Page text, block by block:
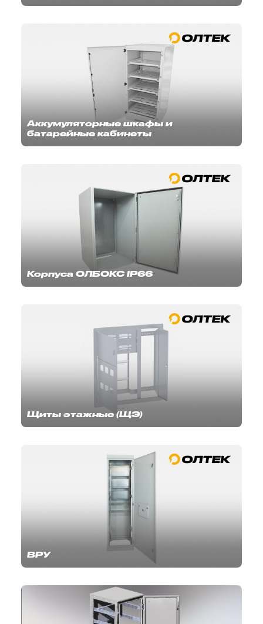
Аккумуляторные шкафы и
батарейные кабинеты
Корпуса ОЛБОКС IP66
Щиты этажные (ЩЭ)
ВРУ